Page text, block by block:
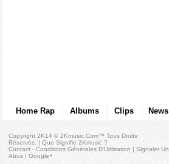
Home Rap Albums Clips News
Copyright 2K14 © 2Kmusic.com™Tous Droits
Réservés . |Que Signifie 2Kmusic ?
Contact - Conditions Générales D'Utilisation |Signaler Un
Abus |Google+